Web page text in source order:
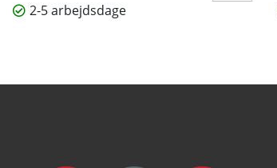
2-5 arbejdsdage